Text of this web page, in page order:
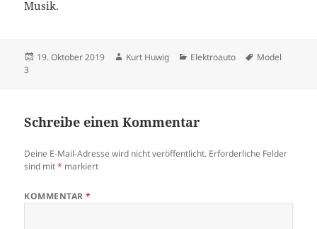
Musik.
Veröffentlicht
19. Oktober 2019 Autor
Kurt Huwig Kategorien
Elektroauto Schlagwörter
Model
3
Schreibe einen Kommentar
Deine E-Mail-Adresse wird nicht veröffentlicht. Erforderliche Felder
sind mit* markiert
KOMMENTAR*